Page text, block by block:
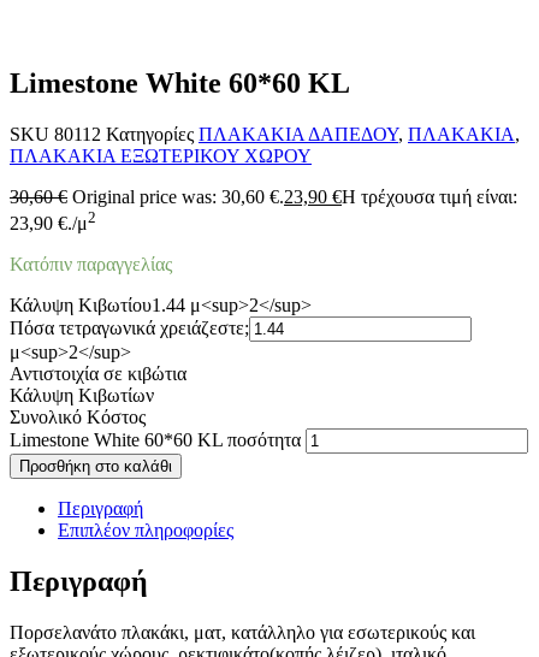
Limestone White 60*60 KL
SKU 80112 Κατηγορίες ΠΛΑΚΑΚΙΑ ΔΑΠΕΔΟΥ, ΠΛΑΚΑΚΙΑ,
ΠΛΑΚΑΚΙΑ ΕΞΩΤΕΡΙΚΟΥ ΧΩΡΟΥ
30,60€ Original price was: 30,60 €.23,90 €Η τρέχουσα τιμή είναι:
23,90 €./μ2
Κατόπιν παραγγελίας
Κάλυψη Κιβωτίου1.44 μ<sup>2</sup>
Πόσα τετραγωνικά χρειάζεστε;
μ<sup>2</sup>
Αντιστοιχία σε κιβώτια
Κάλυψη Κιβωτίων
Συνολικό Κόστος
Limestone White 60*60 KL ποσότητα
Προσθήκη στο καλάθι
Περιγραφή
Επιπλέον πληροφορίες
Περιγραφή
Πορσελανάτο πλακάκι, ματ, κατάλληλο για εσωτερικούς και